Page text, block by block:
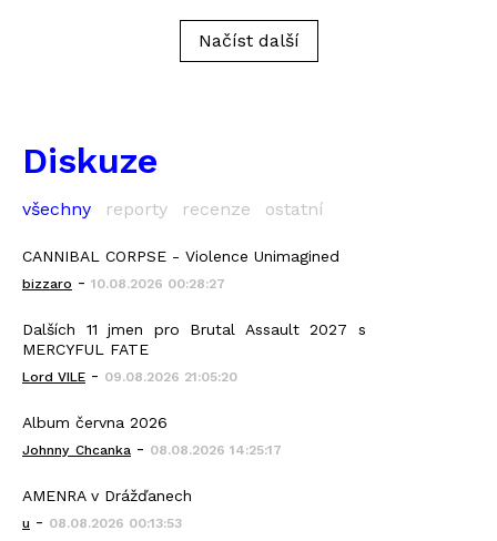
Načíst další
Diskuze
všechny reporty recenze ostatní
CANNIBAL CORPSE - Violence Unimagined
bizzaro - 10.08.2026 00:28:27
Dalších 11 jmen pro Brutal Assault 2027 s
MERCYFUL FATE
Lord VILE - 09.08.2026 21:05:20
Album června 2026
Johnny_Chcanka - 08.08.2026 14:25:17
AMENRA v Drážďanech
u - 08.08.2026 00:13:53